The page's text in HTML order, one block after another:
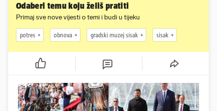
Odaberi temu koju želiš pratiti
Primaj sve nove vijesti o temi i budi u tijeku
potres obnova gradski muzej sisak sisak